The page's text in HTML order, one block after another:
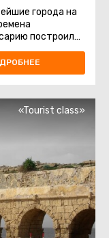
города на
построили
«Tourist class»